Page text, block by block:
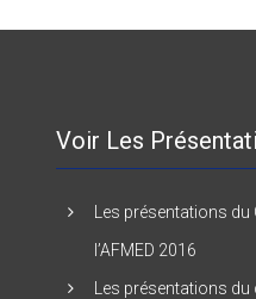
Voir Les
Les présentations du
l’AFMED 2016
Les présentations du